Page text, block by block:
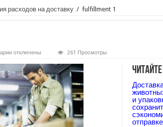
расходов на доставку / fulfillment 1
к
fulfillment
1
отключены 261 Просмотры
и
отправке